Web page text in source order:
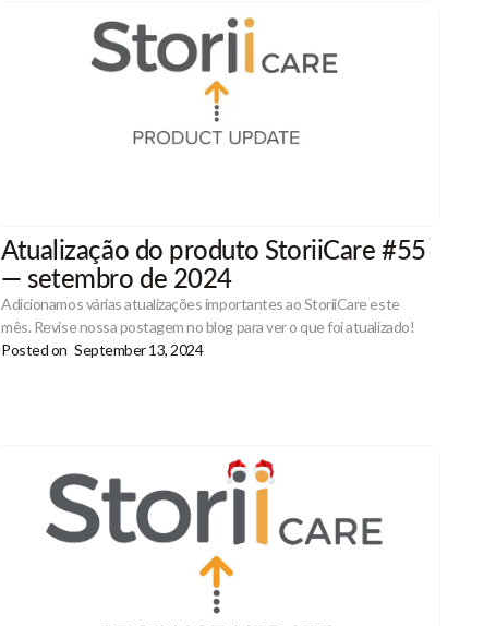
Atualização do produto StoriiCare #55
— setembro de 2024
Adicionamos várias atualizações importantes ao StoriiCare este
mês. Revise nossa postagem no blog para ver o que foi atualizado!
Posted on September 13, 2024